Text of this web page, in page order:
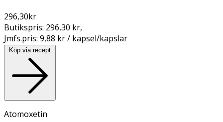
296,30kr
Butikspris: 296,30 kr,
Jmfs.pris: 9,88 kr / kapsel/kapslar
Köp via recept
Atomoxetin